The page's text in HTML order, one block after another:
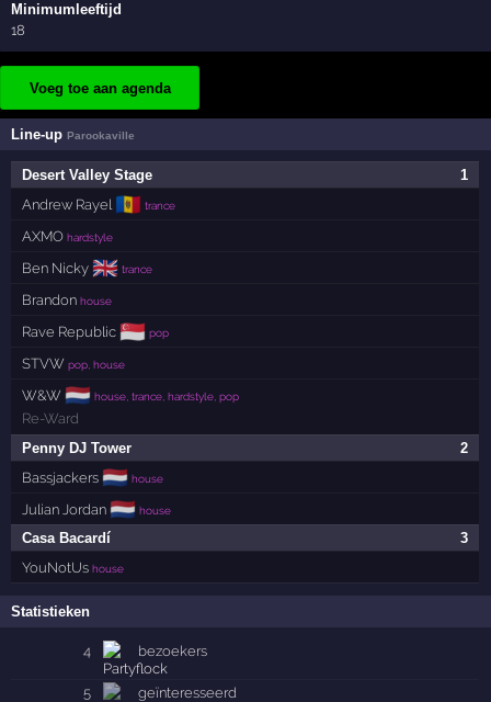
Minimumleeftijd
18
Voeg toe aan agenda
Line-upParookaville
1
Desert Valley Stage
Andrew Rayel 🇲🇩 trance
AXMO hardstyle
Ben Nicky 🇬🇧 trance
Brandon house
Rave Republic 🇸🇬 pop
STVW pop, house
W&W 🇳🇱 house, trance, hardstyle, pop
Re-Ward
2
Penny DJ Tower
Bassjackers 🇳🇱 house
Julian Jordan 🇳🇱 house
3
Casa Bacardí
YouNotUs house
Statistieken
4 bezoekers
5 geïnteresseerd